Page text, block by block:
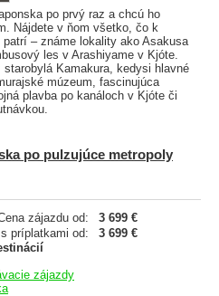
po prvý raz a chcú ho
Nájdete v ňom všetko, čo k
patrí – známe lokality ako Asakusa
les v Arashiyame v Kjóte.
Kamakura, kedysi hlavné
múzeum, fascinujúca
plavba po kanáloch v Kjóte či
po pulzujúce metropoly
zájazdu od:
3 699 €
príplatkami od:
3 699 €
zájazdy